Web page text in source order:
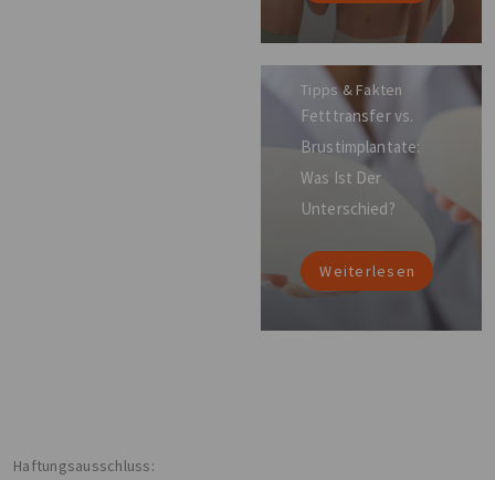
Tipps & Fakten
Fetttransfer vs.
Brustimplantate:
Was Ist Der
Unterschied?
Weiterlesen
Haftungsausschluss: